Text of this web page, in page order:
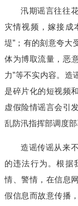
汛期谣言往往
灾情视频，嫁接成
堤”；有的刻意夸大
体为博取流量，恶
力”等不实内容。造
是碎片化的短视频
虚假险情谣言会引
乱防汛指挥部调度
造谣传谣从来
的违法行为。根据
情、警情，在信息
假信息而故意传播